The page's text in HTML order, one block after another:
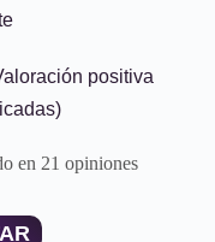
positiva
en 21 opiniones